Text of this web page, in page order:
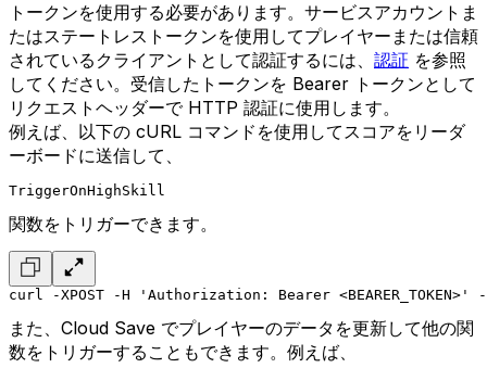
トークンを使用する必要があります。サービスアカウントま
たはステートレストークンを使用してプレイヤーまたは信頼
されているクライアントとして認証するには、 認証 を参照
してください。受信したトークンを Bearer トークンとして
リクエストヘッダーで HTTP 認証に使用します。
例えば、以下の cURL コマンドを使用してスコアをリーダ
ーボードに送信して、
TriggerOnHighSkill
関数をトリガーできます。
curl -XPOST -H 'Authorization: Bearer
また、Cloud Save でプレイヤーのデータを更新して他の関
数をトリガーすることもできます。例えば、